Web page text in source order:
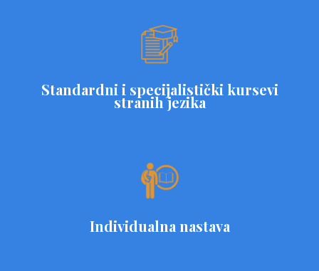
Standardni i specijalistički kursevi
stranih jezika
Individualna nastava